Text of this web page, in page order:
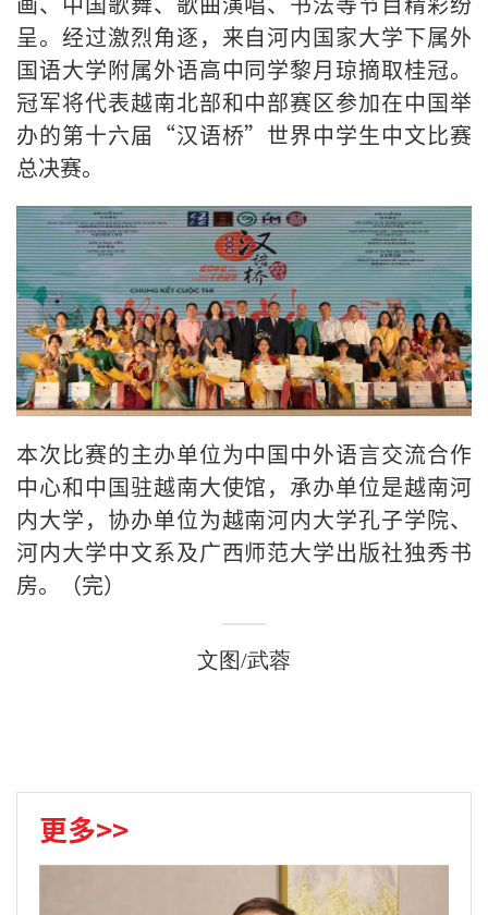
呈。经过激烈角逐，来自河内国家大学下属外
国语大学附属外语高中同学黎月琼摘取桂冠。
冠军将代表越南北部和中部赛区参加在中国举
办的第十六届“汉语桥”世界中学生中文比赛
总决赛。
本次比赛的主办单位为中国中外语言交流合作
中心和中国驻越南大使馆，承办单位是越南河
内大学，协办单位为越南河内大学孔子学院、
河内大学中文系及广西师范大学出版社独秀书
房。（完）
文图/武蓉
更多>>